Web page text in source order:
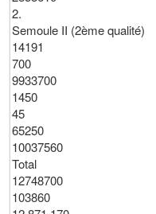
2.
Semoule II (2ème qualité)
14191
700
9933700
1450
45
65250
10037560
Total
12748700
103860